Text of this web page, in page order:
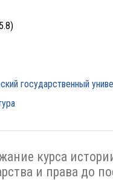
государственный
курса
и права до